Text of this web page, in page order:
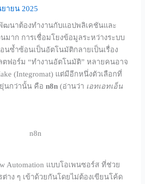
k
a
m
ายน 2025
นาต้องทำงานกับแอปพลิเคชันและ
มาก การเชื่อมโยงข้อมูลระหว่างระบบ
นซ้ำซ้อนเป็นอัตโนมัติกลายเป็นเรื่อง
ตฟอร์ม “ทำงานอัตโนมัติ” หลายคนอาจ
(Integromat) แต่มีอีกหนึ่งตัวเลือกที่
ยุ่นกว่านั้น คือn8n (อ่านว่า เอทเอทเอ็น
Automation แบบโอเพนซอร์ส ที่ช่วย
าง ๆ เข้าด้วยกันโดยไม่ต้องเขียนโค้ด